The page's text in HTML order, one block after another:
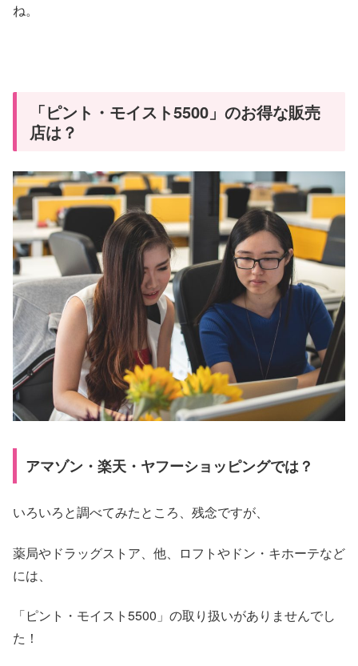
ね。
「ピント・モイスト5500」のお得な販売
店は？
アマゾン・楽天・ヤフーショッピングでは？
いろいろと調べてみたところ、残念ですが、
薬局やドラッグストア、他、ロフトやドン・キホーテなど
には、
「ピント・モイスト5500」の取り扱いがありませんでし
た！